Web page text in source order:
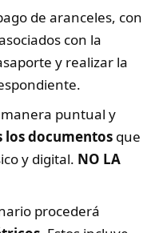
de aranceles, con
con la
y realizar la
manera puntual y
los documentos que
y digital. NO LA
procederá